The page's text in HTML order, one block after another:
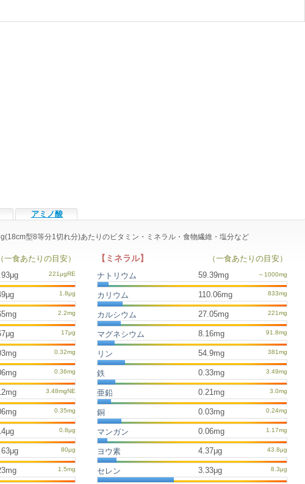
アミノ酸
型8等分1切れ分)あたりのビタミン・ミネラル・食物繊維・塩分など
（一食あたりの目安）
【ミネラル】
（一食あたりの目安）
ナトリウム
59.39mg
カリウム 110.06mg
カルシウム 27.05mg
マグネシウム 8.16mg
リン 54.9mg
鉄 0.33mg
亜鉛 0.21mg
銅 0.03mg
マンガン 0.06mg
ヨウ素 4.37μg
セレン 3.33μg